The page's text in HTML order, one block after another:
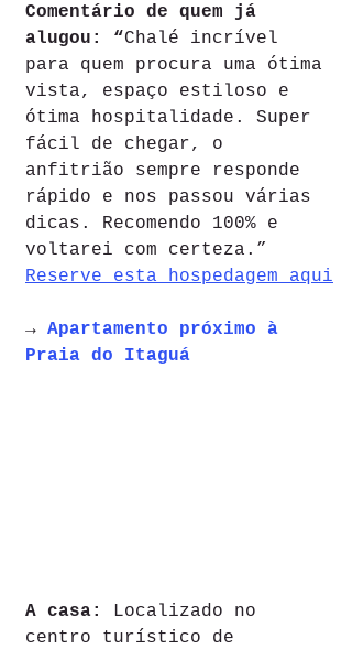
Comentário de quem já
alugou: “Chalé incrível
para quem procura uma ótima
vista, espaço estiloso e
ótima hospitalidade. Super
fácil de chegar, o
anfitrião sempre responde
rápido e nos passou várias
dicas. Recomendo 100% e
voltarei com certeza.”
Reserve esta hospedagem aqui
→ Apartamento próximo à
Praia do Itaguá
A casa: Localizado no
centro turístico de